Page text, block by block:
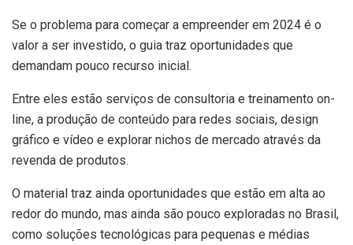
Se o problema para começar a empreender em 2024 é o
valor a ser investido, o guia traz oportunidades que
demandam pouco recurso inicial.
Entre eles estão serviços de consultoria e treinamento on-
line, a produção de conteúdo para redes sociais, design
gráfico e vídeo e explorar nichos de mercado através da
revenda de produtos.
O material traz ainda oportunidades que estão em alta ao
redor do mundo, mas ainda são pouco exploradas no Brasil,
como soluções tecnológicas para pequenas e médias